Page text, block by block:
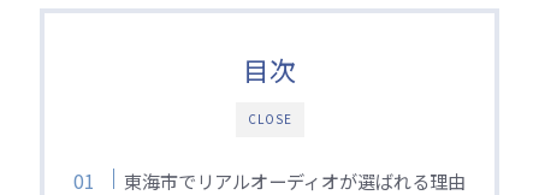
CLOSE
目次
東海市でリアルオーディオが選ばれる理由